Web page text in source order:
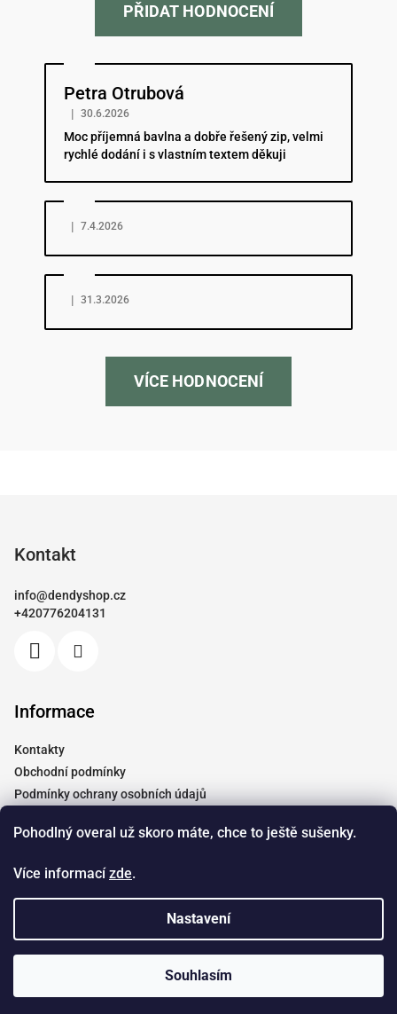
Pohodlný overal už skoro máte, chce to ještě sušenky.
Více informacízde.
Nastavení
Souhlasím
PŘIDAT HODNOCENÍ
Petra Otrubová
Hodnocení obchodu je 5 z 5 hvězdiček.
| 30.6.2026
Moc příjemná bavlna a dobře řešený zip, velmi
rychlé dodání i s vlastním textem děkuji
Hodnocení obchodu je 5 z 5 hvězdiček.
| 7.4.2026
Hodnocení obchodu je 5 z 5 hvězdiček.
| 31.3.2026
VÍCE HODNOCENÍ
Kontakt
info@dendyshop.cz
+420776204131
Informace
Kontakty
Obchodní podmínky
Podmínky ochrany osobních údajů
Moje objednávka
Doprava
Spolupráce
Vytvořil Shoptet & Štefan Mazáň